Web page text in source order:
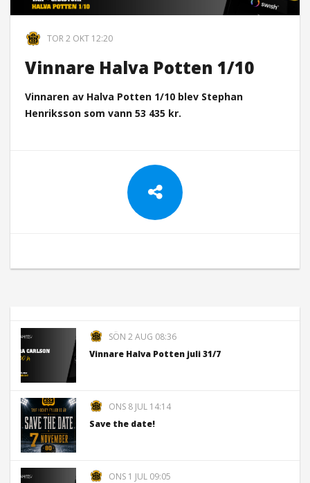
TOR 2 OKT 12:20
Vinnare Halva Potten 1/10
Vinnaren av Halva Potten 1/10 blev Stephan
Henriksson som vann 53 435 kr.
SÖN 2 AUG 08:36
Vinnare Halva Potten juli 31/7
ONS 8 JUL 14:14
Save the date!
ONS 1 JUL 09:05